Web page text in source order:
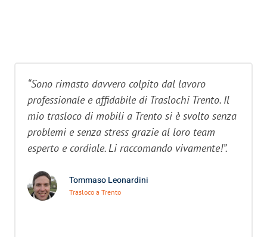
“Sono rimasto davvero colpito dal lavoro
professionale e affidabile di Traslochi Trento. Il
mio trasloco di mobili a Trento si è svolto senza
problemi e senza stress grazie al loro team
esperto e cordiale. Li raccomando vivamente!”.
Tommaso Leonardini
Trasloco a Trento